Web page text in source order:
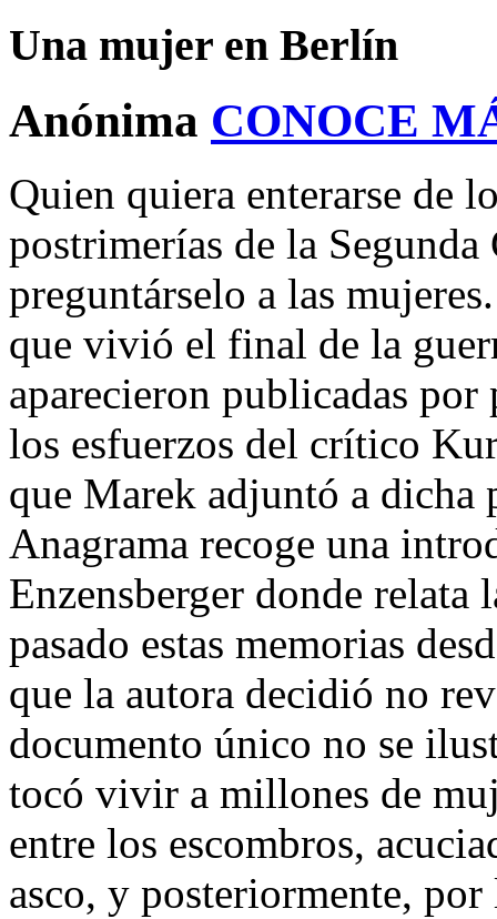
Una mujer en Berlín
Anónima CONOCE
Quien quiera enterarse de
postrimerías de la
preguntárselo a las
que vivió el final de la
aparecieron publicadas
los esfuerzos del crítico
que Marek adjuntó a dicha
Anagrama recoge una
Enzensberger donde relata
pasado estas memorias
que la autora decidió no
documento único no se
tocó vivir a millones de
entre los escombros,
asco, y posteriormente,